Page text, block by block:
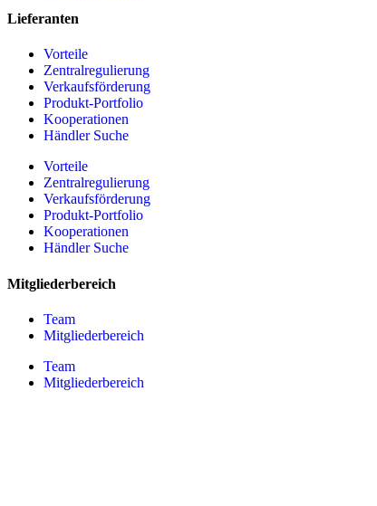
Lieferanten
Vorteile
Zentralregulierung
Verkaufsförderung
Produkt-Portfolio
Kooperationen
Händler Suche
Vorteile
Zentralregulierung
Verkaufsförderung
Produkt-Portfolio
Kooperationen
Händler Suche
Mitgliederbereich
Team
Mitgliederbereich
Team
Mitgliederbereich